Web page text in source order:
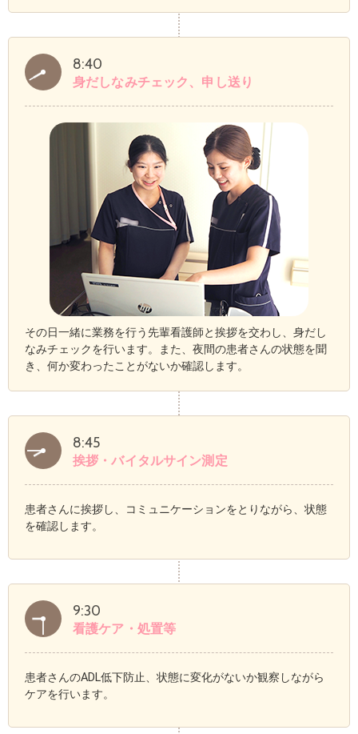
8:40
身だしなみチェック、申し送り
その日一緒に業務を行う先輩看護師と挨拶を交わし、身だし
なみチェックを行います。また、夜間の患者さんの状態を聞
き、何か変わったことがないか確認します。
8:45
挨拶・バイタルサイン測定
患者さんに挨拶し、コミュニケーションをとりながら、状態
を確認します。
9:30
看護ケア・処置等
患者さんのADL低下防止、状態に変化がないか観察しながら
ケアを行います。